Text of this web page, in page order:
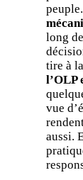
long
tire à
l’OLP
vue
aussi.